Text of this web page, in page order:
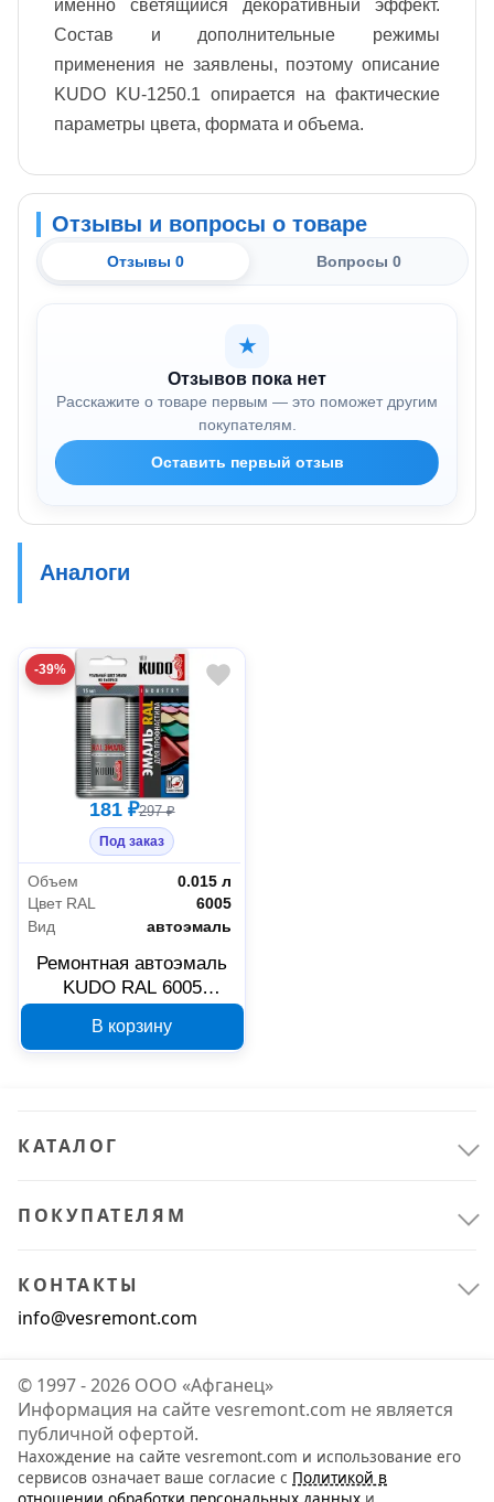
именно светящийся декоративный эффект.
Состав и дополнительные режимы
применения не заявлены, поэтому описание
KUDO KU-1250.1 опирается на фактические
параметры цвета, формата и объема.
Отзывы и вопросы о товаре
Отзывы 0 Вопросы 0
★
Отзывов пока нет
Расскажите о товаре первым — это поможет другим
покупателям.
Оставить первый отзыв
Аналоги
-39%
181 ₽297 ₽
Под заказ
Объем
0.015 л
Цвет RAL
6005
Вид
автоэмаль
Ремонтная автоэмаль
KUDO RAL 6005
KU-7RAL6005
В корзину
КАТАЛОГ
ПОКУПАТЕЛЯМ
КОНТАКТЫ
info@vesremont.com
© 1997 - 2026 ООО «Афганец»
Информация на сайте vesremont.com не является
публичной офертой.
Нахождение на сайте vesremont.com и использование его
сервисов означает ваше согласие с Политикой в